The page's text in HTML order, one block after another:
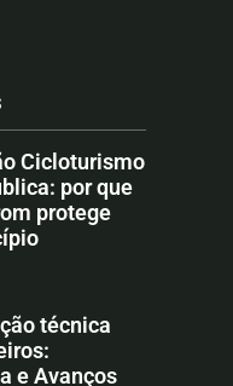
Cicloturismo
por que
protege
técnica
e Avanços